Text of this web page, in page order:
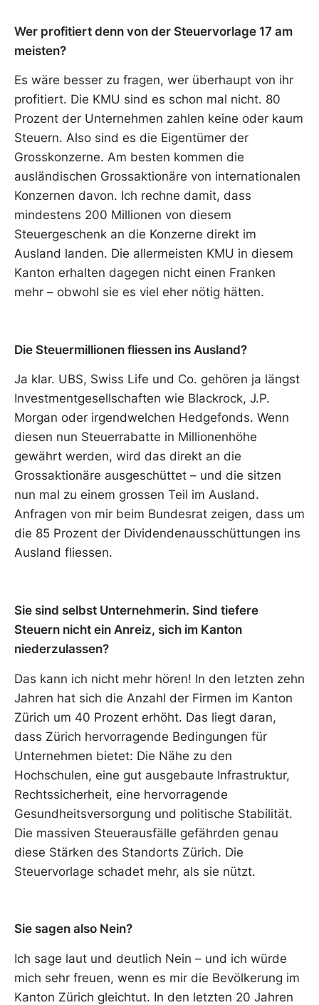
Wer profitiert denn von der Steuervorlage 17 am
meisten?
Es wäre besser zu fragen, wer überhaupt von ihr
profitiert. Die KMU sind es schon mal nicht. 80
Prozent der Unternehmen zahlen keine oder kaum
Steuern. Also sind es die Eigentümer der
Grosskonzerne. Am besten kommen die
ausländischen Grossaktionäre von internationalen
Konzernen davon. Ich rechne damit, dass
mindestens 200 Millionen von diesem
Steuergeschenk an die Konzerne direkt im
Ausland landen. Die allermeisten KMU in diesem
Kanton erhalten dagegen nicht einen Franken
mehr – obwohl sie es viel eher nötig hätten.
Die Steuermillionen fliessen ins Ausland?
Ja klar. UBS, Swiss Life und Co. gehören ja längst
Investmentgesellschaften wie Blackrock, J.P.
Morgan oder irgendwelchen Hedgefonds. Wenn
diesen nun Steuerrabatte in Millionenhöhe
gewährt werden, wird das direkt an die
Grossaktionäre ausgeschüttet – und die sitzen
nun mal zu einem grossen Teil im Ausland.
Anfragen von mir beim Bundesrat zeigen, dass um
die 85 Prozent der Dividendenausschüttungen ins
Ausland fliessen.
Sie sind selbst Unternehmerin. Sind tiefere
Steuern nicht ein Anreiz, sich im Kanton
niederzulassen?
Das kann ich nicht mehr hören! In den letzten zehn
Jahren hat sich die Anzahl der Firmen im Kanton
Zürich um 40 Prozent erhöht. Das liegt daran,
dass Zürich hervorragende Bedingungen für
Unternehmen bietet: Die Nähe zu den
Hochschulen, eine gut ausgebaute Infrastruktur,
Rechtssicherheit, eine hervorragende
Gesundheitsversorgung und politische Stabilität.
Die massiven Steuerausfälle gefährden genau
diese Stärken des Standorts Zürich. Die
Steuervorlage schadet mehr, als sie nützt.
Sie sagen also Nein?
Ich sage laut und deutlich Nein – und ich würde
mich sehr freuen, wenn es mir die Bevölkerung im
Kanton Zürich gleichtut. In den letzten 20 Jahren